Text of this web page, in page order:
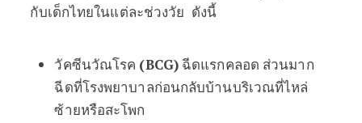
กับเด็กไทยในแต่ละช่วงวัย ดังนี้
วัคซีนวัณโรค (BCG)ฉีดแรกคลอด ส่วนมาก
ฉีดที่โรงพยาบาลก่อนกลับบ้านบริเวณที่ไหล่
ซ้ายหรือสะโพก